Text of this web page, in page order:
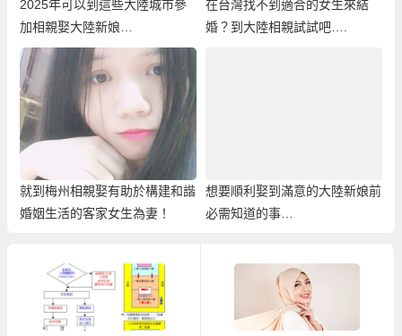
2025年可以到這些大陸城市參
加相親娶大陸新娘…
在台灣找不到適合的女生來結
婚？到大陸相親試試吧….
就到梅州相親娶有助於構建和諧
婚姻生活的客家女生為妻！
想要順利娶到滿意的大陸新娘前
必需知道的事…